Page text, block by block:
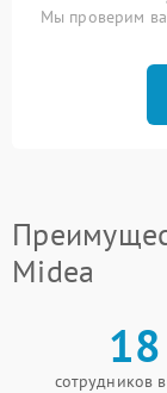
Мы проверим
Midea
18
сотрудников